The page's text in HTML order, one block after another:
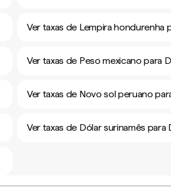
Ver taxas de Lempira hondurenha
Ver taxas de Peso mexicano para
Ver taxas de Novo sol peruano
Ver taxas de Dólar surinamês para